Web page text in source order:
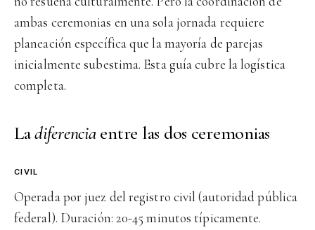
ambas ceremonias en una sola jornada requiere
planeación específica que la mayoría de parejas
inicialmente subestima. Esta guía cubre la logística
completa.
Ladiferenciaentre las dos ceremonias
CIVIL
Operada por juez del registro civil (autoridad pública
federal). Duración: 20-45 minutos típicamente.